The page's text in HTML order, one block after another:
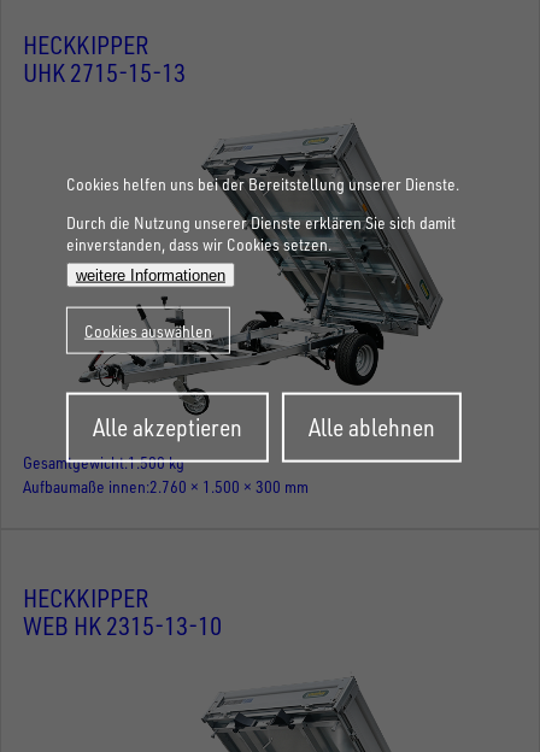
HECKKIPPER
UHK 2715-15-13
Gesamtgewicht1.500 kg
Aufbaumaße innen 2.760 × 1.500 × 300 mm
HECKKIPPER
WEB HK 2315-13-10
Cookies helfen uns bei der Bereitstellung unserer Dienste.
Durch die Nutzung unserer Dienste erklären Sie sich damit
einverstanden, dass wir Cookies setzen.
weitere Informationen
Cookies auswählen
Alle akzeptieren
zurückziehen
Alle ablehnen